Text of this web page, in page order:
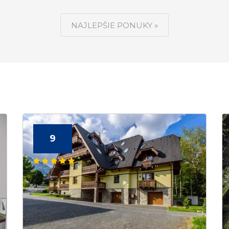
NAJLEPŠIE PONUKY »
9